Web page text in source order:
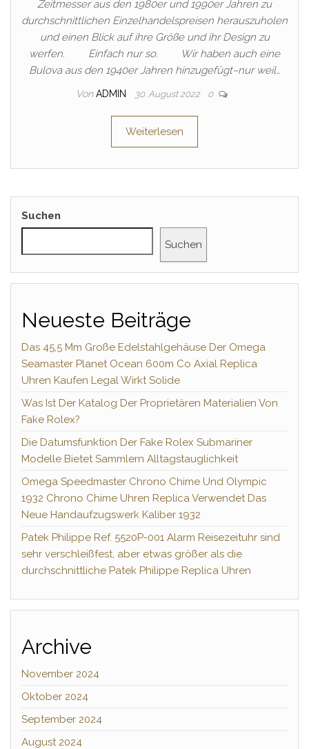
Zeitmesser aus den 1980er und 1990er Jahren zu
durchschnittlichen Einzelhandelspreisen herauszuholen
und einen Blick auf ihre Größe und ihr Design zu
werfen. Einfach nur so. Wir haben auch eine
Bulova aus den 1940er Jahren hinzugefügt–nur weil…
Von ADMIN 30. August 2022 0
Weiterlesen
Suchen
Suchen
Neueste Beiträge
Das 45,5 Mm Große Edelstahlgehäuse Der Omega
Seamaster Planet Ocean 600m Co Axial Replica
Uhren Kaufen Legal Wirkt Solide
Was Ist Der Katalog Der Proprietären Materialien Von
Fake Rolex?
Die Datumsfunktion Der Fake Rolex Submariner
Modelle Bietet Sammlern Alltagstauglichkeit
Omega Speedmaster Chrono Chime Und Olympic
1932 Chrono Chime Uhren Replica Verwendet Das
Neue Handaufzugswerk Kaliber 1932
Patek Philippe Ref. 5520P-001 Alarm Reisezeituhr sind
sehr verschleißfest, aber etwas größer als die
durchschnittliche Patek Philippe Replica Uhren
Archive
November 2024
Oktober 2024
September 2024
August 2024